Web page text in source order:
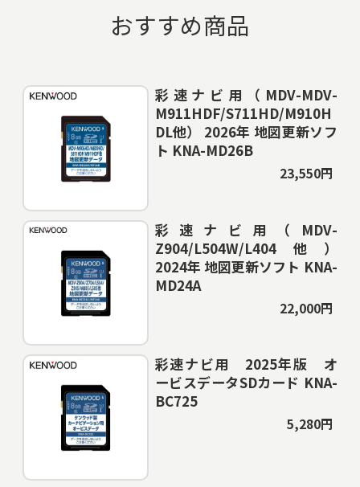
おすすめ商品
彩速ナビ用（MDV-MDV-
M911HDF/S711HD/M910H
DL他） 2026年 地図更新ソフ
ト KNA-MD26B
23,550円
彩速ナビ用（MDV-
Z904/L504W/L404他）
2024年 地図更新ソフト KNA-
MD24A
22,000円
彩速ナビ用 2025年版 オ
ービスデータSDカード KNA-
BC725
5,280円